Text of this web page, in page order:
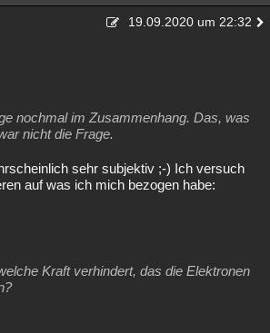
19.09.2020 um 22:32
nochmal im Zusammenhang. Das, was
nicht die Frage.
sehr subjektiv ;-) Ich versuch
auf was ich mich bezogen habe:
Kraft verhindert, das die Elektronen